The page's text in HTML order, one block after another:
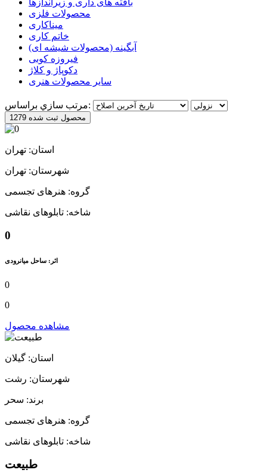
بافته های داری و زیراندازها
محصولات فلزی
میناکاری
خاتم کاری
آبگینه (محصولات شیشه ای)
فیروزه کوبی
دکوپاژ و کلاژ
سایر محصولات هنری
مرتب سازي براساس:
1279 محصول ثبت شده
استان: تهران
شهرستان: تهران
گروه: هنرهای تجسمی
شاخه: تابلوهای نقاشی
0
اثر: ساحل میانرودی
0
0
مشاهده محصول
استان: گیلان
شهرستان: رشت
برند: سحر
گروه: هنرهای تجسمی
شاخه: تابلوهای نقاشی
طبیعت